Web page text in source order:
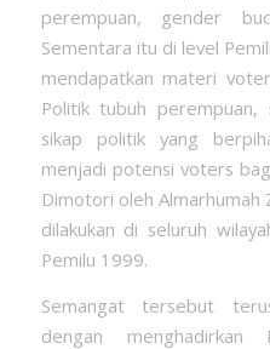
perempuan, gender
Sementara itu di level
mendapatkan materi
Politik tubuh perempuan,
sikap politik yang
menjadi potensi voters
Dimotori oleh Almarhumah
dilakukan di seluruh
Pemilu 1999.
Semangat tersebut
dengan menghadirkan